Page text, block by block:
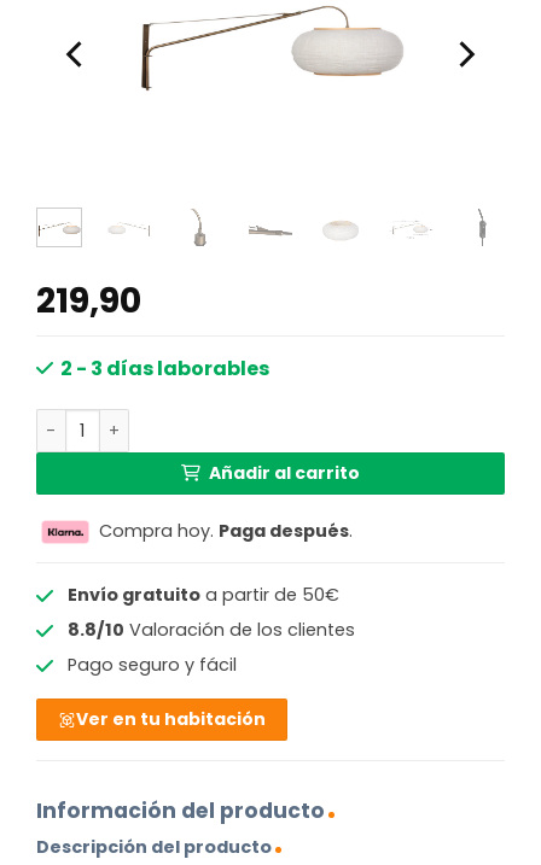
219,90
2 - 3 días laborables
Apliqué de bronce con pantalla de lino Ø60 cm y brazo
Añadir al carrito
Compra hoy. Paga después.
Envío gratuitoa partir de 50€
8.8/10 Valoración de los clientes
Pago seguro y fácil
Ver en tu habitación
Información del producto
Descripción del producto